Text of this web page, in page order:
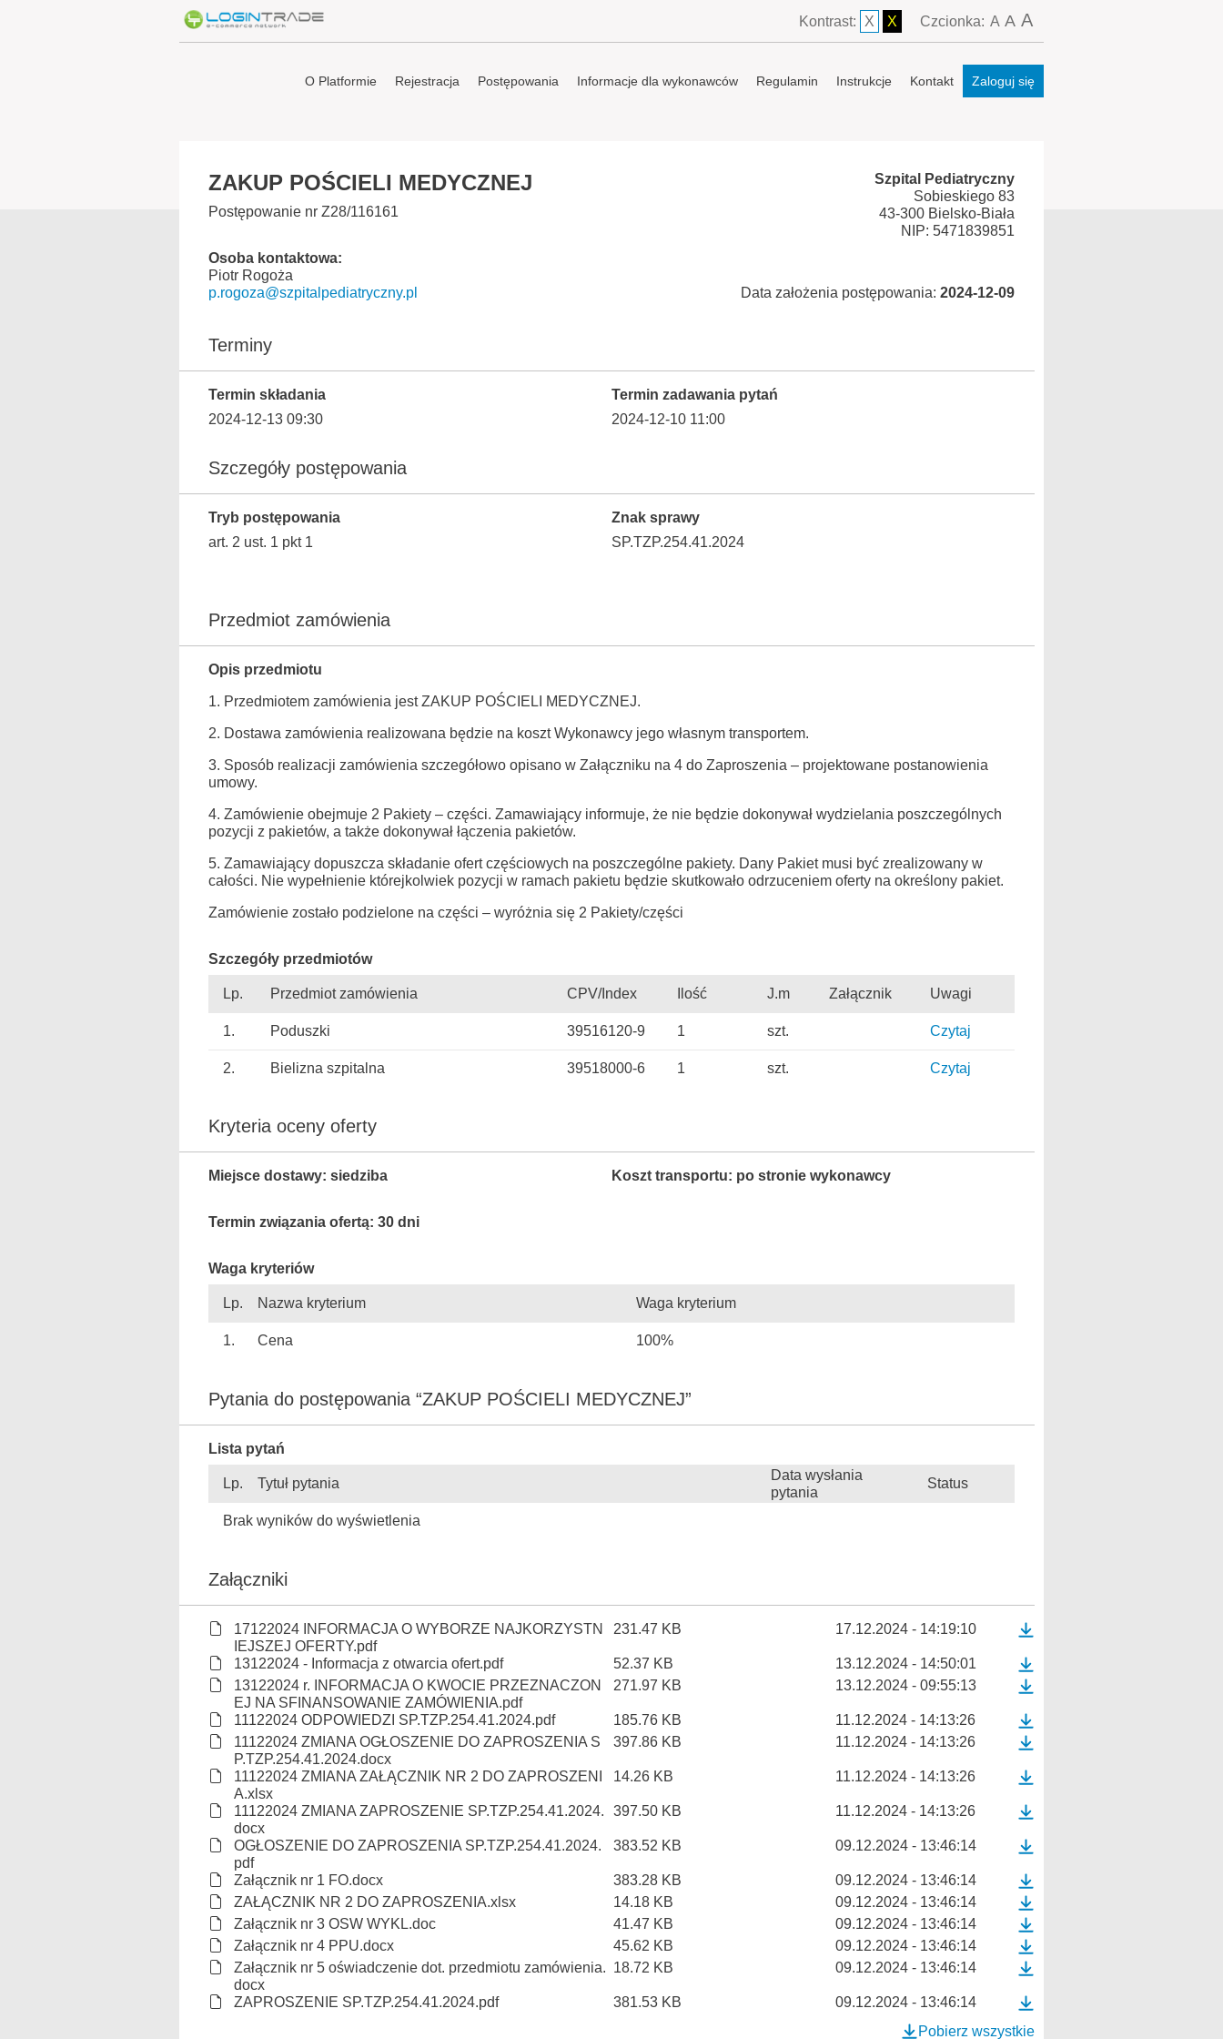
Kontrast: X X Czcionka: A A A
O Platformie Rejestracja Postępowania Informacje dla wykonawców Regulamin Instrukcje Kontakt Zaloguj się
ZAKUP POŚCIELI MEDYCZNEJ
Postępowanie nr Z28/116161
Osoba kontaktowa:
Piotr Rogoża
p.rogoza@szpitalpediatryczny.pl
Szpital Pediatryczny
Sobieskiego 83
43-300 Bielsko-Biała
NIP: 5471839851
Data założenia postępowania: 2024-12-09
Terminy
Termin składania
2024-12-13 09:30
Termin zadawania pytań
2024-12-10 11:00
Szczegóły postępowania
Tryb postępowania
art. 2 ust. 1 pkt 1
Znak sprawy
SP.TZP.254.41.2024
Przedmiot zamówienia
Opis przedmiotu
1. Przedmiotem zamówienia jest ZAKUP POŚCIELI MEDYCZNEJ.
2. Dostawa zamówienia realizowana będzie na koszt Wykonawcy jego własnym transportem.
3. Sposób realizacji zamówienia szczegółowo opisano w Załączniku na 4 do Zaproszenia – projektowane postanowienia
umowy.
4. Zamówienie obejmuje 2 Pakiety – części. Zamawiający informuje, że nie będzie dokonywał wydzielania poszczególnych
pozycji z pakietów, a także dokonywał łączenia pakietów.
5. Zamawiający dopuszcza składanie ofert częściowych na poszczególne pakiety. Dany Pakiet musi być zrealizowany w
całości. Nie wypełnienie którejkolwiek pozycji w ramach pakietu będzie skutkowało odrzuceniem oferty na określony pakiet.
Zamówienie zostało podzielone na części – wyróżnia się 2 Pakiety/części
Szczegóły przedmiotów
Lp. Przedmiot zamówienia CPV/Index Ilość J.m Załącznik Uwagi
1. Poduszki 39516120-9 1 szt. Czytaj
2. Bielizna szpitalna 39518000-6 1 szt. Czytaj
Kryteria oceny oferty
Miejsce dostawy: siedziba Koszt transportu: po stronie wykonawcy
Termin związania ofertą: 30 dni
Waga kryteriów
Lp. Nazwa kryterium Waga kryterium
1. Cena 100%
Pytania do postępowania “ZAKUP POŚCIELI MEDYCZNEJ”
Lista pytań
Lp. Tytuł pytania
Data wysłania
pytania
Status
Brak wyników do wyświetlenia
Załączniki
17122024 INFORMACJA O WYBORZE NAJKORZYSTN
IEJSZEJ OFERTY.pdf
231.47 KB 17.12.2024 - 14:19:10
13122024 - Informacja z otwarcia ofert.pdf 52.37 KB
13.12.2024 - 14:50:01
13122024 r. INFORMACJA O KWOCIE PRZEZNACZON
EJ NA SFINANSOWANIE ZAMÓWIENIA.pdf
271.97 KB 13.12.2024 - 09:55:13
11122024 ODPOWIEDZI SP.TZP.254.41.2024.pdf 185.76 KB
11.12.2024 - 14:13:26
11122024 ZMIANA OGŁOSZENIE DO ZAPROSZENIA S
P.TZP.254.41.2024.docx
397.86 KB 11.12.2024 - 14:13:26
11122024 ZMIANA ZAŁĄCZNIK NR 2 DO ZAPROSZENI
A.xlsx
14.26 KB 11.12.2024 - 14:13:26
11122024 ZMIANA ZAPROSZENIE SP.TZP.254.41.2024.
docx
397.50 KB 11.12.2024 - 14:13:26
OGŁOSZENIE DO ZAPROSZENIA SP.TZP.254.41.2024.
pdf
383.52 KB 09.12.2024 - 13:46:14
Załącznik nr 1 FO.docx 383.28 KB
09.12.2024 - 13:46:14
ZAŁĄCZNIK NR 2 DO ZAPROSZENIA.xlsx
14.18 KB
09.12.2024 - 13:46:14
Załącznik nr 3 OSW WYKL.doc
41.47 KB
09.12.2024 - 13:46:14
Załącznik nr 4 PPU.docx
45.62 KB
09.12.2024 - 13:46:14
Załącznik nr 5 oświadczenie dot. przedmiotu zamówienia.
docx
18.72 KB 09.12.2024 - 13:46:14
ZAPROSZENIE SP.TZP.254.41.2024.pdf 381.53 KB
09.12.2024 - 13:46:14
Pobierz wszystkie